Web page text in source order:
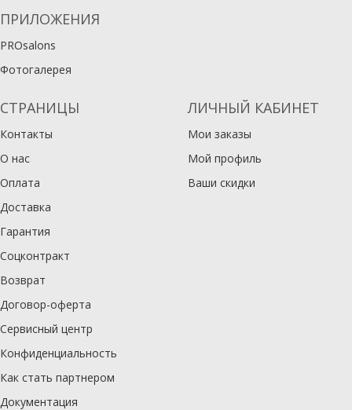
ПРИЛОЖЕНИЯ
PROsalons
Фотогалерея
СТРАНИЦЫ
Контакты
О нас
Оплата
Доставка
Гарантия
Соцконтракт
Возврат
Договор-оферта
Сервисный центр
Конфиденциальность
Как стать партнером
Документация
ЛИЧНЫЙ КАБИНЕТ
Мои заказы
Мой профиль
Ваши скидки